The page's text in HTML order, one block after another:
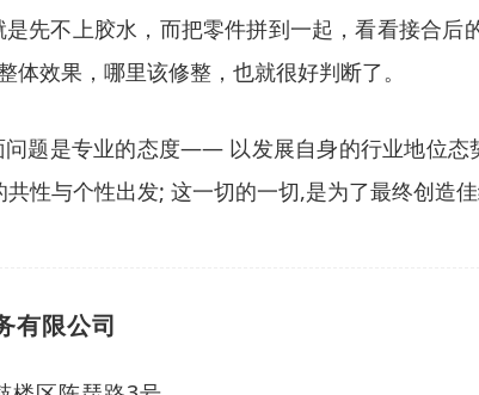
是先不上胶水，而把零件拼到一起，看看接合
体效果，哪里该修整，也就很好判断了。
题是专业的态度—— 以发展自身的行业地位
性与个性出发; 这一切的一切,是为了最终创造佳
有限公司